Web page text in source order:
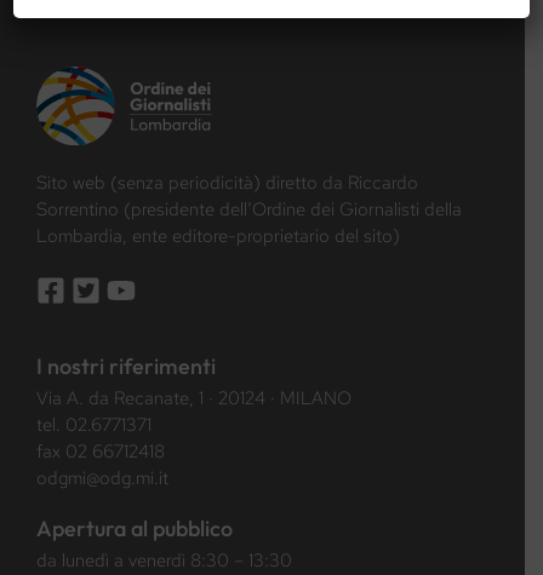
Sito web (senza periodicità) diretto da Riccardo
Sorrentino (presidente dell’Ordine dei Giornalisti della
Lombardia, ente editore-proprietario del sito)
I nostri riferimenti
Via A. da Recanate, 1 · 20124 · MILANO
tel. 02.6771371
fax 02 66712418
odgmi@odg.mi.it
Apertura al pubblico
da lunedì a venerdì 8:30 – 13:30